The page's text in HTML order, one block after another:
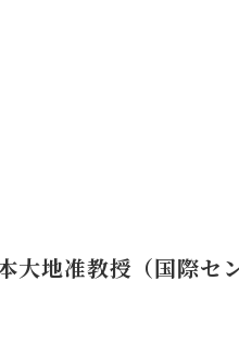
大地准教授（国際セ